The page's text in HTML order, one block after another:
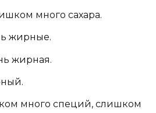
много сахара.
жирные.
жирная.
много специй, слишком